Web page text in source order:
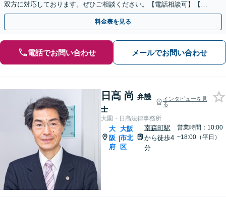
双方に対応しております。ぜひご相談ください。【電話相談可】【メ
ール相談可】【ビデオ相談可】
料金表を見る
電話でお問い合わせ メールでお問い合わせ
日髙 尚 弁護
士
インタビューを見
る
大園・日髙法律事務所
大
阪
府
|
大阪
市北
区
南森町駅
から徒歩4
分
営業時間：10:00
~18:00（平日）